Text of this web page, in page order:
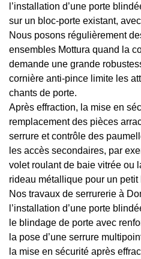
l’installation d’une porte
sur un bloc-porte existant,
Nous posons régulièrement
ensembles Mottura quand la
demande une grande
cornière anti-pince limite les
chants de porte.
Après effraction, la mise en
remplacement des pièces
serrure et contrôle des
les accès secondaires, par
volet roulant de baie vitrée ou
rideau métallique pour un petit
Nos travaux de serrurerie à
l’installation d’une porte
le blindage de porte avec
la pose d’une serrure
la mise en sécurité après